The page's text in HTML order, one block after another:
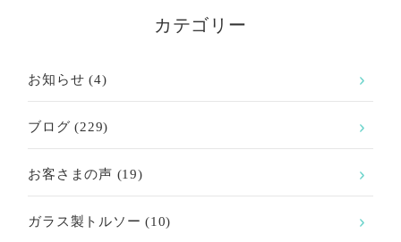
カテゴリー
お知らせ (4)
ブログ (229)
お客さまの声 (19)
ガラス製トルソー (10)